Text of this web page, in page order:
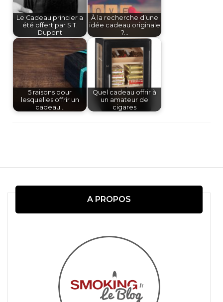
Le Cadeau princier a
été offert par S.T.
Dupont
À la recherche d’une
idée cadeau originale
?…
5 raisons pour
lesquelles offrir un
cadeau…
Quel cadeau offrir à
un amateur de
cigares
A PROPOS